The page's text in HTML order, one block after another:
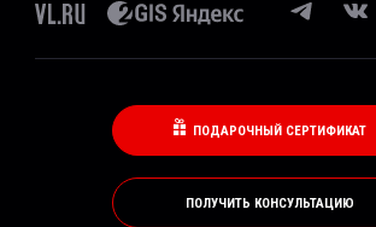
ПОДАРОЧНЫЙ СЕРТИФИКАТ
ПОЛУЧИТЬ КОНСУЛЬТАЦИЮ